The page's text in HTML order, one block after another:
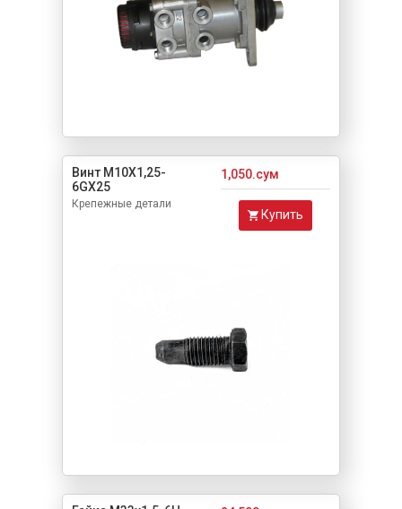
Винт М10Х1,25-
6GХ25
Крепежные детали
1,050.сум
Купить